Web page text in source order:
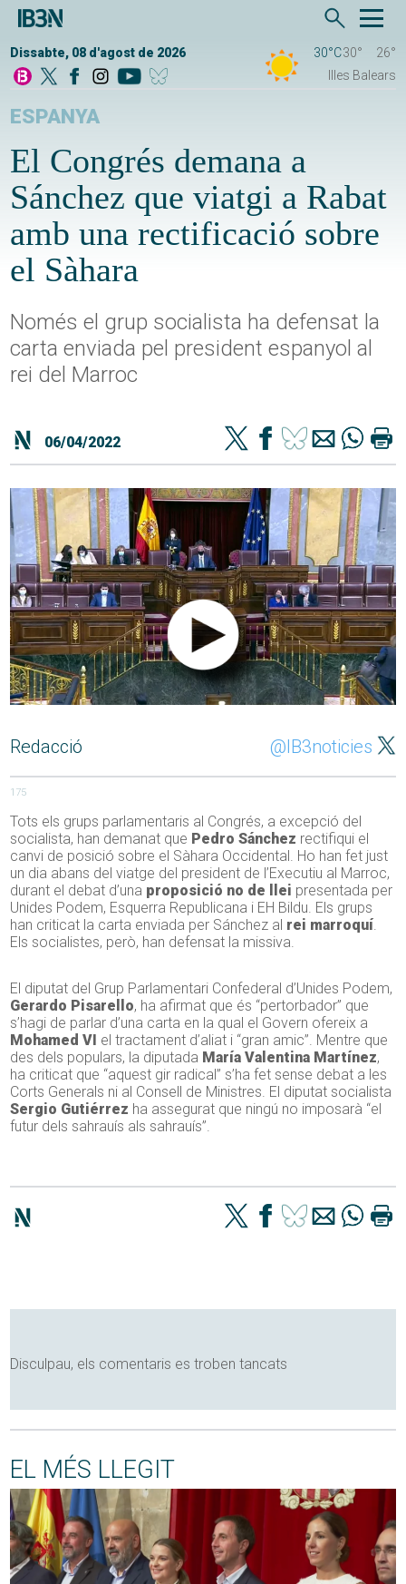
Dissabte, 08 d'agost de 2026 30°C30°
26°
Illes Balears
ESPANYA
El Congrés demana a
Sánchez que viatgi a Rabat
amb una rectificació sobre
el Sàhara
Només el grup socialista ha defensat la
carta enviada pel president espanyol al
rei del Marroc
06/04/2022
Redacció @IB3noticies
175
Tots els grups parlamentaris al Congrés, a excepció del
socialista, han demanat que Pedro Sánchez rectifiqui el
canvi de posició sobre el Sàhara Occidental. Ho han fet just
un dia abans del viatge del president de l’Executiu al Marroc,
durant el debat d’una proposició no de llei presentada per
Unides Podem, Esquerra Republicana i EH Bildu. Els grups
han criticat la carta enviada per Sánchez al rei marroquí.
Els socialistes, però, han defensat la missiva.
El diputat del Grup Parlamentari Confederal d’Unides Podem,
Gerardo Pisarello, ha afirmat que és “pertorbador” que
s’hagi de parlar d’una carta en la qual el Govern ofereix a
Mohamed VI el tractament d’aliat i “gran amic”. Mentre que
des dels populars, la diputada María Valentina Martínez,
ha criticat que “aquest gir radical” s’ha fet sense debat a les
Corts Generals ni al Consell de Ministres. El diputat socialista
Sergio Gutiérrez ha assegurat que ningú no imposarà “el
futur dels sahrauís als sahrauís”.
Disculpau, els comentaris es troben tancats
EL MÉS LLEGIT